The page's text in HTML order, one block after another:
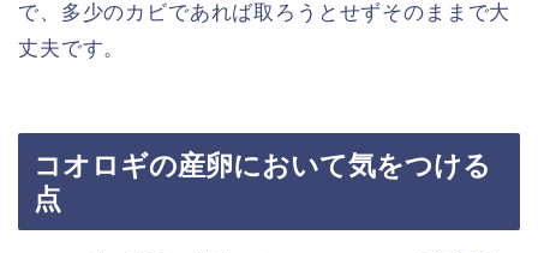
で、多少のカビであれば取ろうとせずそのままで大
丈夫です。
コオロギの産卵において気をつける
点